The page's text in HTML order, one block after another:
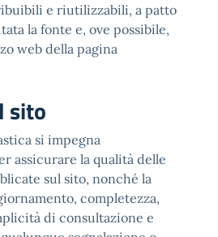
e riutilizzabili, a patto
la fonte e, ove possibile,
web della pagina
sito
si impegna
assicurare la qualità delle
sul sito, nonché la
completezza,
di consultazione e